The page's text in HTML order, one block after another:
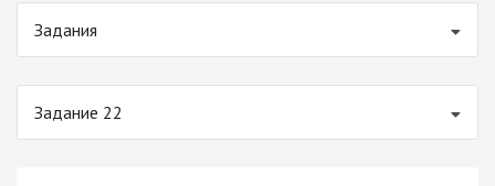
Задания
Задание 22